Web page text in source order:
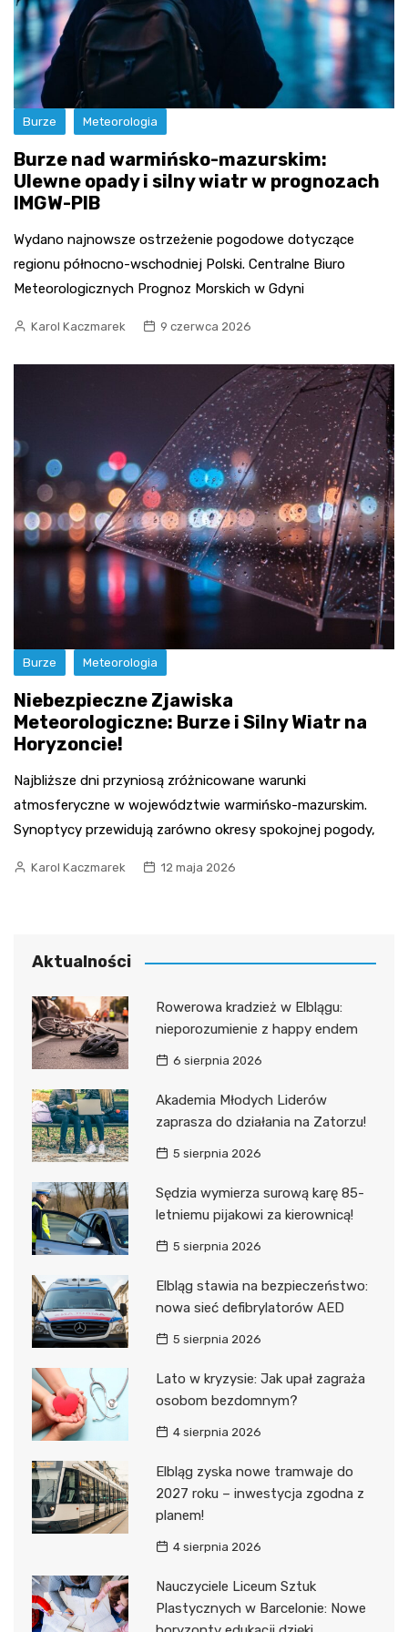
Burze Meteorologia
Burze nad warmińsko-mazurskim:
Ulewne opady i silny wiatr w prognozach
IMGW-PIB
Wydano najnowsze ostrzeżenie pogodowe dotyczące
regionu północno-wschodniej Polski. Centralne Biuro
Meteorologicznych Prognoz Morskich w Gdyni
Karol Kaczmarek 9 czerwca 2026
Burze Meteorologia
Niebezpieczne Zjawiska
Meteorologiczne: Burze i Silny Wiatr na
Horyzoncie!
Najbliższe dni przyniosą zróżnicowane warunki
atmosferyczne w województwie warmińsko-mazurskim.
Synoptycy przewidują zarówno okresy spokojnej pogody,
Karol Kaczmarek 12 maja 2026
Aktualności
Rowerowa kradzież w Elblągu:
nieporozumienie z happy endem
6 sierpnia 2026
Akademia Młodych Liderów
zaprasza do działania na Zatorzu!
5 sierpnia 2026
Sędzia wymierza surową karę 85-
letniemu pijakowi za kierownicą!
5 sierpnia 2026
Elbląg stawia na bezpieczeństwo:
nowa sieć defibrylatorów AED
5 sierpnia 2026
Lato w kryzysie: Jak upał zagraża
osobom bezdomnym?
4 sierpnia 2026
Elbląg zyska nowe tramwaje do
2027 roku – inwestycja zgodna z
planem!
4 sierpnia 2026
Nauczyciele Liceum Sztuk
Plastycznych w Barcelonie: Nowe